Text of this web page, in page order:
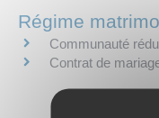
Régime
Communauté
Contrat de